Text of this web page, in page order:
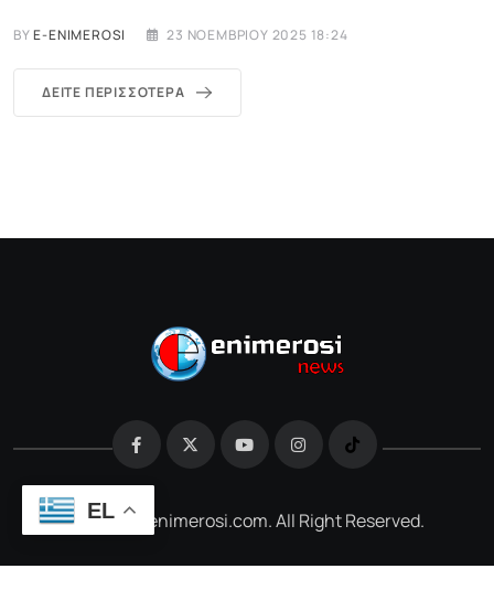
BYE-ENIMEROSI 23 ΝΟΕΜΒΡΊΟΥ 2025 18:24
ΔΕΊΤΕ ΠΕΡΙΣΣΌΤΕΡΑ
@2026 e-enimerosi.com. All Right Reserved.
EL